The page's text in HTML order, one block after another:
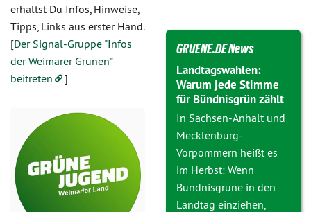
erhältst Du Infos, Hinweise,
Tipps, Links aus erster Hand.
[Der Signal-Gruppe "Infos
der Weimarer Grünen"
beitreten
]
GRUENE.DE News
Landtagswahlen:
Warum jede Stimme
für Bündnisgrün zählt
In Sachsen-Anhalt und
Mecklenburg-
Vorpommern heißt es
im Herbst: Wenn
Bündnisgrüne in den
Landtag einziehen,